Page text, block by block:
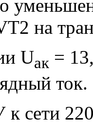
на
Uaк =
ток.
сети